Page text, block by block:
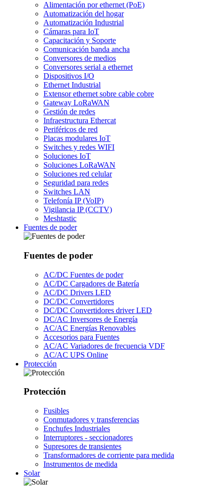
Alimentación por ethernet (PoE)
Automatización del hogar
Automatización Industrial
Cámaras para IoT
Capacitación y Soporte
Comunicación banda ancha
Conversores de medios
Conversores serial a ethernet
Dispositivos I/O
Ethernet Industrial
Extensor ethernet sobre cable cobre
Gateway LoRaWAN
Gestión de redes
Infraestructura Ethercat
Periféricos de red
Placas modulares IoT
Switches y redes WIFI
Soluciones IoT
Soluciones LoRaWAN
Soluciones red celular
Seguridad para redes
Switches LAN
Telefonía IP (VoIP)
Vigilancia IP (CCTV)
Meshtastic
Fuentes de poder
Fuentes de poder
AC/DC Fuentes de poder
AC/DC Cargadores de Batería
AC/DC Drivers LED
DC/DC Convertidores
DC/DC Convertidores driver LED
DC/AC Inversores de Energía
AC/AC Energías Renovables
Accesorios para Fuentes
AC/AC Variadores de frecuencia VDF
AC/AC UPS Online
Protección
Protección
Fusibles
Conmutadores y transferencias
Enchufes Industriales
Interruptores - seccionadores
Supresores de transientes
Transformadores de corriente para medida
Instrumentos de medida
Solar